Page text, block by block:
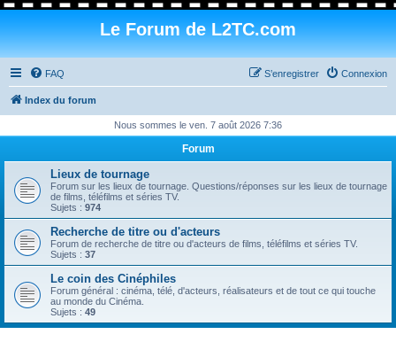
Le Forum de L2TC.com
FAQ Connexion
S’enregistrer
Index du forum
Nous sommes le ven. 7 août 2026 7:36
Forum
Lieux de tournage
Forum sur les lieux de tournage. Questions/réponses sur les lieux de tournage
de films, téléfilms et séries TV.
Sujets : 974
Recherche de titre ou d'acteurs
Forum de recherche de titre ou d'acteurs de films, téléfilms et séries TV.
Sujets : 37
Le coin des Cinéphiles
Forum général : cinéma, télé, d'acteurs, réalisateurs et de tout ce qui touche
au monde du Cinéma.
Sujets : 49